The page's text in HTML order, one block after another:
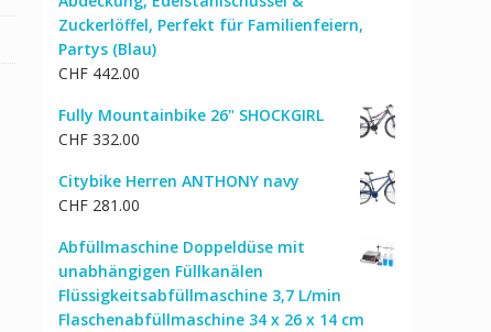
Zuckerlöffel, Perfekt für Familienfeiern,
Partys (Blau)
CHF 442.00
Fully Mountainbike 26" SHOCKGIRL
CHF 332.00
Citybike Herren ANTHONY navy
CHF 281.00
Abfüllmaschine Doppeldüse mit
unabhängigen Füllkanälen
Flüssigkeitsabfüllmaschine 3,7 L/min
Flaschenabfüllmaschine 34 x 26 x 14 cm